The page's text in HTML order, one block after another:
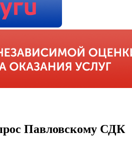
Павловскому СДК